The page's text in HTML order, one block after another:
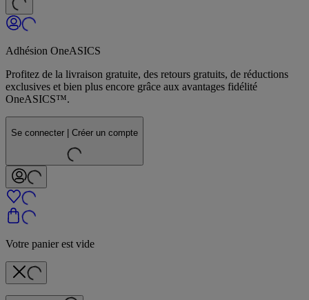
Adhésion OneASICS
Profitez de la livraison gratuite, des retours gratuits, de réductions
exclusives et bien plus encore grâce aux avantages fidélité
OneASICS™.
Se connecter | Créer un compte
Votre panier est vide